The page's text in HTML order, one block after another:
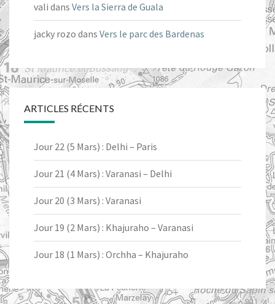
vali dans Vers la Sierra de Guala
jacky rozo dans Vers le parc des Bardenas
ARTICLES RÉCENTS
Jour 22 (5 Mars) : Delhi – Paris
Jour 21 (4 Mars) : Varanasi – Delhi
Jour 20 (3 Mars) : Varanasi
Jour 19 (2 Mars) : Khajuraho – Varanasi
Jour 18 (1 Mars) : Orchha – Khajuraho